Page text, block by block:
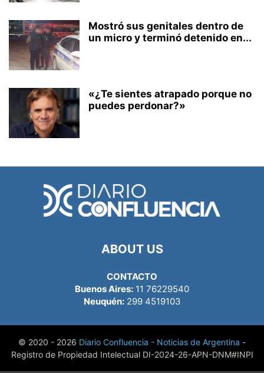
Mostró sus genitales dentro de
un micro y terminó detenido en...
«¿Te sientes atrapado porque no
puedes perdonar?»
ABOUT US
CONTACTO
Buenos Aires: 11 76229540
Neuquén:299 4519103
© 2020 - 2026 Diario Confluencia - Noticias de Argentina -
Registro de Propiedad Intelectual DI-2024-26-APN-DNM#INPI